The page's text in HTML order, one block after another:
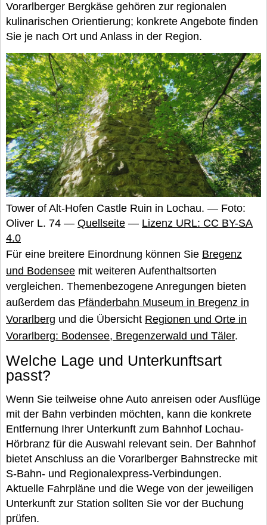
Vorarlberger Bergkäse gehören zur regionalen
kulinarischen Orientierung; konkrete Angebote finden
Sie je nach Ort und Anlass in der Region.
Tower of Alt-Hofen Castle Ruin in Lochau. — Foto:
Oliver L. 74 — Quellseite — Lizenz URL: CC BY-SA
4.0
Für eine breitere Einordnung können Sie Bregenz
und Bodensee mit weiteren Aufenthaltsorten
vergleichen. Themenbezogene Anregungen bieten
außerdem das Pfänderbahn Museum in Bregenz in
Vorarlberg und die Übersicht Regionen und Orte in
Vorarlberg: Bodensee, Bregenzerwald und Täler.
Welche Lage und Unterkunftsart
passt?
Wenn Sie teilweise ohne Auto anreisen oder Ausflüge
mit der Bahn verbinden möchten, kann die konkrete
Entfernung Ihrer Unterkunft zum Bahnhof Lochau-
Hörbranz für die Auswahl relevant sein. Der Bahnhof
bietet Anschluss an die Vorarlberger Bahnstrecke mit
S-Bahn- und Regionalexpress-Verbindungen.
Aktuelle Fahrpläne und die Wege von der jeweiligen
Unterkunft zur Station sollten Sie vor der Buchung
prüfen.